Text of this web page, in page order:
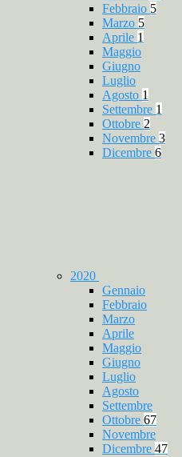
Febbraio 5
Marzo 5
Aprile 1
Maggio
Giugno
Luglio
Agosto 1
Settembre 1
Ottobre 2
Novembre 3
Dicembre 6
2020
Gennaio
Febbraio
Marzo
Aprile
Maggio
Giugno
Luglio
Agosto
Settembre
Ottobre 67
Novembre
Dicembre 47